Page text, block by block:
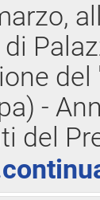
-
del